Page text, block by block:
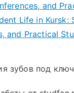
and
Life in Kursk:
and Practical
зубов под ключ